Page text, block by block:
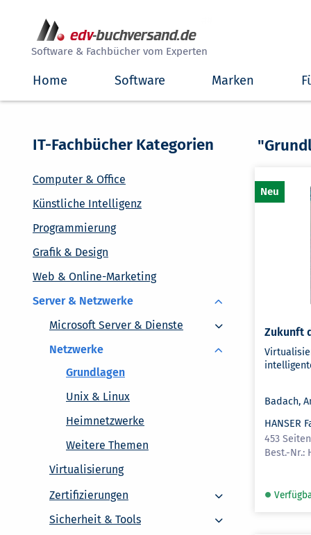
Software & Fachbücher vom Experten
Home Software Marken
IT-Fachbücher Kategorien
Computer & Office
Künstliche Intelligenz
Programmierung
Grafik & Design
Web & Online-Marketing
Server & Netzwerke
Microsoft Server & Dienste
Microsoft Server & Dienste
Netzwerke
Grundlagen
Unix & Linux
Heimnetzwerke
Weitere Themen
Virtualisierung
Zertifizierungen
Zertifizierungen
Sicherheit & Tools
Sicherheit & Tools
Zukunft
Badach,
HANSER
453